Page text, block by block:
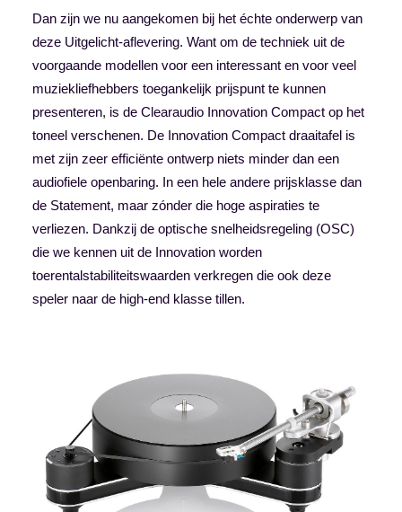
Dan zijn we nu aangekomen bij het échte onderwerp van
deze Uitgelicht-aflevering. Want om de techniek uit de
voorgaande modellen voor een interessant en voor veel
muziekliefhebbers toegankelijk prijspunt te kunnen
presenteren, is de Clearaudio Innovation Compact op het
toneel verschenen. De Innovation Compact draaitafel is
met zijn zeer efficiënte ontwerp niets minder dan een
audiofiele openbaring. In een hele andere prijsklasse dan
de Statement, maar zónder die hoge aspiraties te
verliezen. Dankzij de optische snelheidsregeling (OSC)
die we kennen uit de Innovation worden
toerentalstabiliteitswaarden verkregen die ook deze
speler naar de high-end klasse tillen.